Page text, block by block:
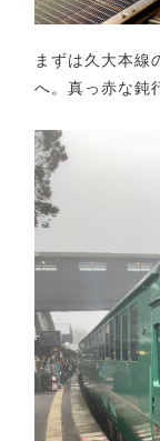
まずは久大本線
へ。真っ赤な鈍